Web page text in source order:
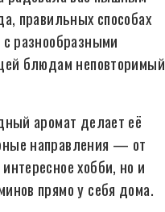
правильных способах
разнообразными
блюдам неповторимый
аромат делает её
направления — от
хобби, но и
прямо у себя дома.